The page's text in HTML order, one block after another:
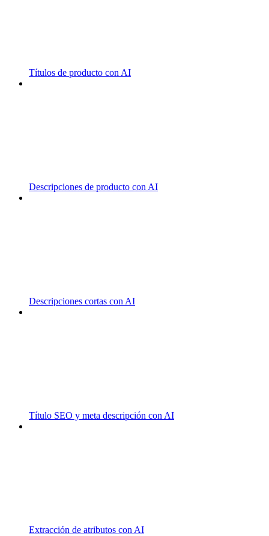
Títulos de producto con AI
Descripciones de producto con AI
Descripciones cortas con AI
Título SEO y meta descripción con AI
Extracción de atributos con AI